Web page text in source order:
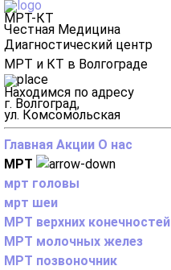
МРТ-КТ
Честная Медицина
Диагностический центр
МРТ и КТ в Волгограде
Находимся по адресу
г. Волгоград,
ул. Комсомольская
Главная Акции О нас
МРТ
мрт головы
мрт шеи
МРТ верхних конечностей
МРТ молочных желез
МРТ позвоночник